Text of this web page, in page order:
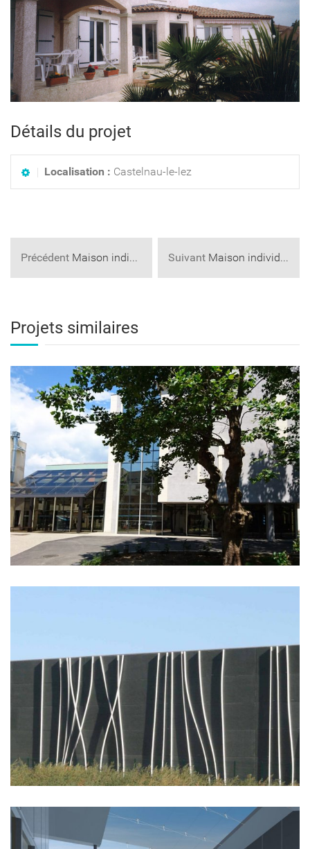
Détails du projet
Localisation : Castelnau-le-lez
Précédent Maison individuelle Suivant Maison individuelle – Atelier d’Architecture
Projets similaires